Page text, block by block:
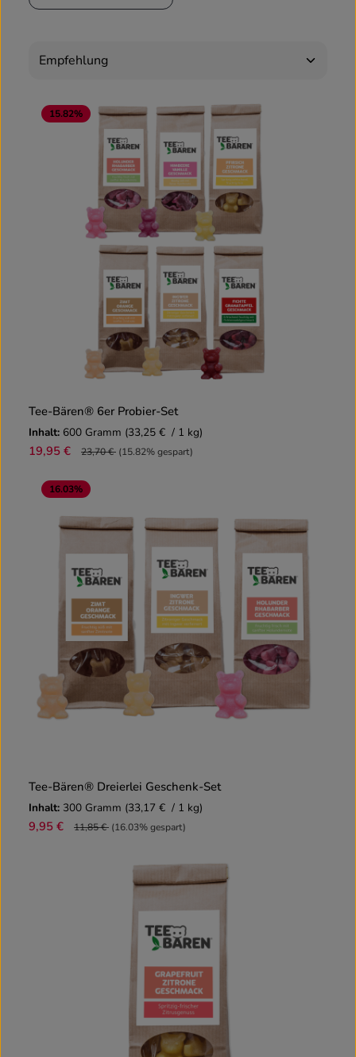
15.82%
Tee-Bären® 6er Probier-Set
Inhalt: 600 Gramm (33,25 € / 1 kg)
19,95 € 23,70 € (15.82% gespart)
16.03%
Tee-Bären® Dreierlei Geschenk-Set
Inhalt: 300 Gramm (33,17 € / 1 kg)
9,95 € 11,85 € (16.03% gespart)